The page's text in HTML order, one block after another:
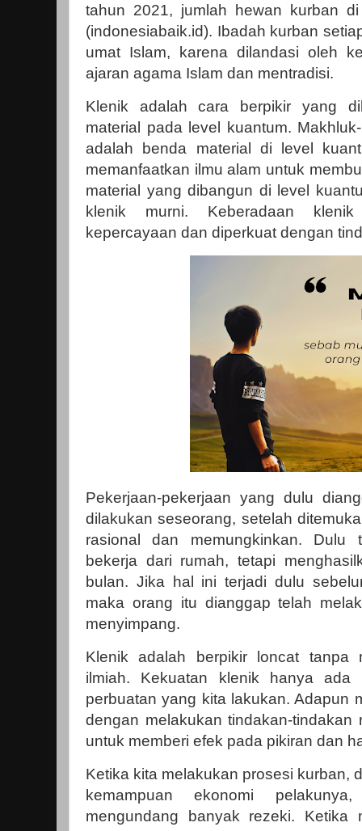
tahun 2021, jumlah hewan kurban
(indonesiabaik.id). Ibadah kurban
umat Islam, karena dilandasi oleh
ajaran agama Islam dan mentradisi.
Klenik adalah cara berpikir yang
material pada level kuantum.
adalah benda material di level
memanfaatkan ilmu alam untuk
material yang dibangun di level
klenik murni. Keberadaan
kepercayaan dan diperkuat dengan
Pekerjaan-pekerjaan yang dulu
dilakukan seseorang, setelah
rasional dan memungkinkan. Dulu
bekerja dari rumah, tetapi
bulan. Jika hal ini terjadi dulu
maka orang itu dianggap telah
menyimpang.
Klenik adalah berpikir loncat tanpa
ilmiah. Kekuatan klenik hanya
perbuatan yang kita lakukan. Adapun
dengan melakukan tindakan-tindakan
untuk memberi efek pada pikiran dan
Ketika kita melakukan prosesi kurban,
kemampuan ekonomi
mengundang banyak rezeki. Ketika